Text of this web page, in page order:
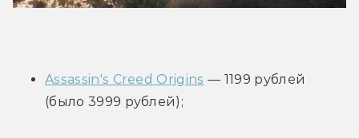
Assassin's Creed Origins — 1199 рублей
(было 3999 рублей);